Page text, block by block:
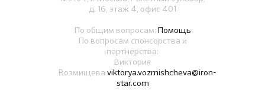
д. 16, этаж 4, офис 401
По общим вопросам: Помощь
По вопросам спонсорства и
партнерства:
Виктория
Возмищева viktorya.vozmishcheva@iron-
star.com